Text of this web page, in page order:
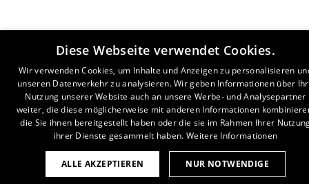
Diese Webseite verwendet Cookies.
Wir verwenden Cookies, um Inhalte und Anzeigen zu personalisieren
unseren Datenverkehr zu analysieren. Wir geben Informationen über
Nutzung unserer Website auch an unsere Werbe- und Analysepartner
weiter, die diese möglicherweise mit anderen Informationen
die Sie ihnen bereitgestellt haben oder die sie im Rahmen Ihrer
ihrer Dienste gesammelt haben. Weitere Informationen
ALLE AKZEPTIEREN NUR NOTWENDIGE